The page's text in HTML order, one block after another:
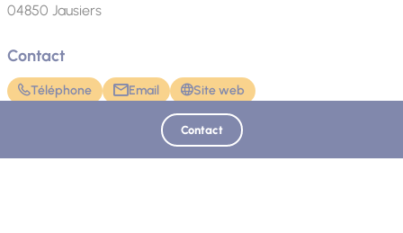
04850 Jausiers
Contact
Téléphone Email Site web
Contact